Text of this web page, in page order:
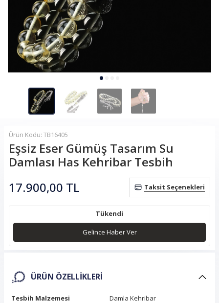
Ürün Kodu: TB16405
Eşsiz Eser Gümüş Tasarım Su
Damlası Has Kehribar Tesbih
17.900,00 TL Taksit Seçenekleri
Tükendi
Gelince Haber Ver
ÜRÜN ÖZELLIKLERI
Tesbih Malzemesi
Damla Kehribar